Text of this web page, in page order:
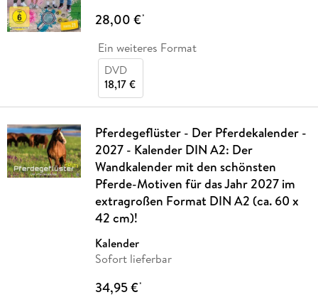
28,00 €*
Ein weiteres Format
DVD
18,17 €
Pferdegeflüster - Der Pferdekalender -
2027 - Kalender DIN A2: Der
Wandkalender mit den schönsten
Pferde-Motiven für das Jahr 2027 im
extragroßen Format DIN A2 (ca. 60 x
42 cm)!
Kalender
Sofort lieferbar
34,95 €*